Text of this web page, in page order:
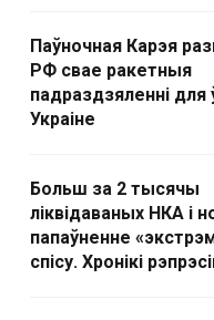
Паўночная Карэя
РФ свае ракетныя
падраздзяленні для
Украіне
Больш за 2 тысячы
ліквідаваных НКА і
папаўненне
спісу. Хронікі